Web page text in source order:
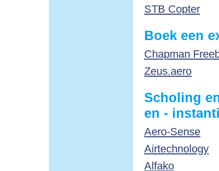
STB Copter
Boek een
Chapman
Zeus.aero
Scholing
en -
Aero-Sense
Airtechnology
Alfako